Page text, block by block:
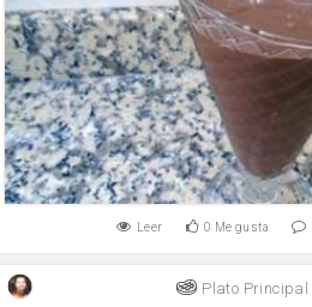
Leer 0 Me gusta
Plato Principal